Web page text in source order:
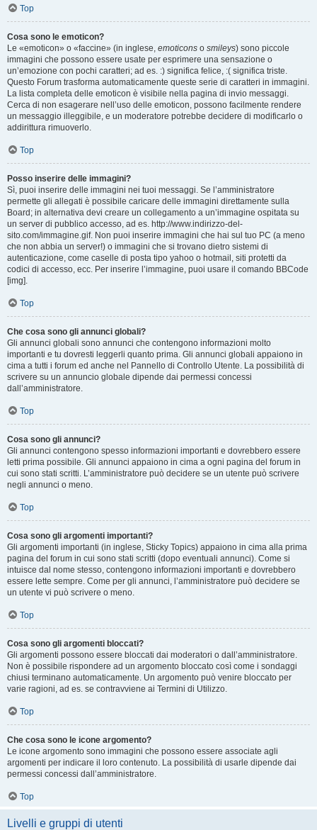
Top
Cosa sono le emoticon?
Le «emoticon» o «faccine» (in inglese, emoticons o smileys) sono piccole
immagini che possono essere usate per esprimere una sensazione o
un’emozione con pochi caratteri; ad es. :) significa felice, :( significa triste.
Questo Forum trasforma automaticamente queste serie di caratteri in immagini.
La lista completa delle emoticon è visibile nella pagina di invio messaggi.
Cerca di non esagerare nell’uso delle emoticon, possono facilmente rendere
un messaggio illeggibile, e un moderatore potrebbe decidere di modificarlo o
addirittura rimuoverlo.
Top
Posso inserire delle immagini?
Sì, puoi inserire delle immagini nei tuoi messaggi. Se l’amministratore
permette gli allegati è possibile caricare delle immagini direttamente sulla
Board; in alternativa devi creare un collegamento a un’immagine ospitata su
un server di pubblico accesso, ad es. http://www.indirizzo-del-
sito.com/immagine.gif. Non puoi inserire immagini che hai sul tuo PC (a meno
che non abbia un server!) o immagini che si trovano dietro sistemi di
autenticazione, come caselle di posta tipo yahoo o hotmail, siti protetti da
codici di accesso, ecc. Per inserire l’immagine, puoi usare il comando BBCode
[img].
Top
Che cosa sono gli annunci globali?
Gli annunci globali sono annunci che contengono informazioni molto
importanti e tu dovresti leggerli quanto prima. Gli annunci globali appaiono in
cima a tutti i forum ed anche nel Pannello di Controllo Utente. La possibilità di
scrivere su un annuncio globale dipende dai permessi concessi
dall’amministratore.
Top
Cosa sono gli annunci?
Gli annunci contengono spesso informazioni importanti e dovrebbero essere
letti prima possibile. Gli annunci appaiono in cima a ogni pagina del forum in
cui sono stati scritti. L’amministratore può decidere se un utente può scrivere
negli annunci o meno.
Top
Cosa sono gli argomenti importanti?
Gli argomenti importanti (in inglese, Sticky Topics) appaiono in cima alla prima
pagina del forum in cui sono stati scritti (dopo eventuali annunci). Come si
intuisce dal nome stesso, contengono informazioni importanti e dovrebbero
essere lette sempre. Come per gli annunci, l’amministratore può decidere se
un utente vi può scrivere o meno.
Top
Cosa sono gli argomenti bloccati?
Gli argomenti possono essere bloccati dai moderatori o dall’amministratore.
Non è possibile rispondere ad un argomento bloccato così come i sondaggi
chiusi terminano automaticamente. Un argomento può venire bloccato per
varie ragioni, ad es. se contravviene ai Termini di Utilizzo.
Top
Che cosa sono le icone argomento?
Le icone argomento sono immagini che possono essere associate agli
argomenti per indicare il loro contenuto. La possibilità di usarle dipende dai
permessi concessi dall’amministratore.
Top
Livelli e gruppi di utenti